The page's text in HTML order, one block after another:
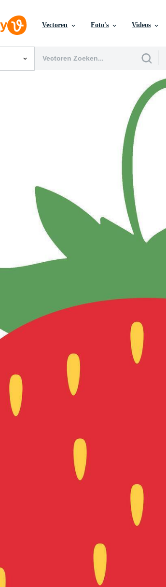
Vectoren Foto's Videos